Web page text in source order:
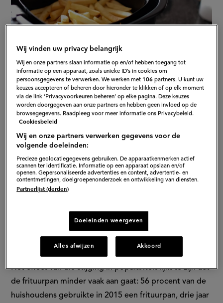
Dit artikel is eerder verschenen opAD Koken & Eten
(externe
In de afgelopen drie jaar is het aantal huishoudens met
een airfryer verdriedubbeld, blijkt uit onderzoek dat
Albert Heijn vorig jaar liet doen. InHoe Eet
Nederlanders in kaart gebracht. Waar in 2015 nog 10
procent een airfryer in de keuken had staan, was dat
drie jaar later 32 procent.
Het effect van die stijging in populariteit lijkt te zijn dat
de frituurpan minder vaak aan gaat: 56 procent van de
huishoudens gebruikte in 2015 een frituurpan, drie jaar
Wij vinden uw privacy belangrijk
Wij en onze partners slaan informatie op en/of hebben toegang tot
informatie op een apparaat, zoals unieke ID’s in cookies om
persoonsgegevens te verwerken. We werken met 106 partners. U kunt uw
keuzes accepteren of beheren door hieronder te klikken of op elk moment
via de link ‘Privacyvoorkeuren beheren’ op elke pagina. Deze keuzes
worden doorgegeven aan onze partners en hebben geen invloed op de
browsegegevens. Raadpleeg voor meer informatie ons Privacybeleid.
Cookiesbeleid
Wij en onze partners verwerken gegevens voor de
volgende doeleinden:
Precieze geolocatiegegevens gebruiken. De apparaatkenmerken actief
scannen ter identificatie. Informatie op een apparaat opslaan en/of
openen. Gepersonaliseerde advertenties en content, advertentie- en
contentmetingen, doelgroepenonderzoek en ontwikkeling van diensten.
Partnerlijst (derden)
Doeleinden weergeven
Alles afwijzen Akkoord